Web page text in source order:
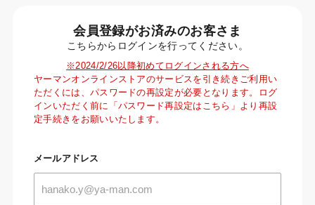
会員登録がお済みのお客さま
こちらからログインを行ってください。
※2024/2/26以降初めてログインされる方へ
ヤーマンオンラインストアのサービスを引き続きご利用い
ただくには、パスワードの再設定が必要となります。ログ
インいただく前に「パスワード再設定はこちら」より再設
定手続きをお願いいたします。
メールアドレス